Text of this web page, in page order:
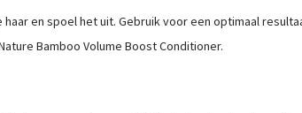
haar en spoel het uit. Gebruik voor een optimaal
Bamboo Volume Boost Conditioner.